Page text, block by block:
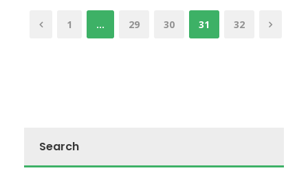
1 … 29 30 31 32
Search